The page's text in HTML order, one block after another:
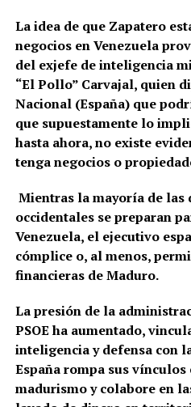
La idea de que Zapatero
negocios en Venezuela
del exjefe de inteligencia
“El Pollo” Carvajal, quien
Nacional (España) que
que supuestamente lo
hasta ahora, no existe
tenga negocios o
Mientras la mayoría de las
occidentales se preparan
Venezuela, el ejecutivo
cómplice o, al menos,
financieras de Maduro.
La presión de la
PSOE ha aumentado,
inteligencia y defensa con
España rompa sus
madurismo y colabore en